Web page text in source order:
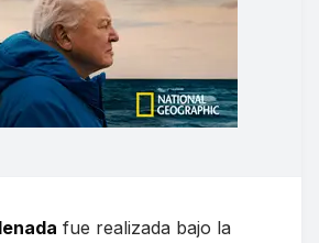
fue realizada bajo la